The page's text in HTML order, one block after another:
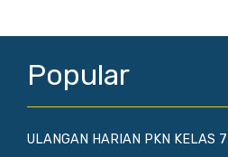
Popular
ULANGAN HARIAN PKN KELAS 7